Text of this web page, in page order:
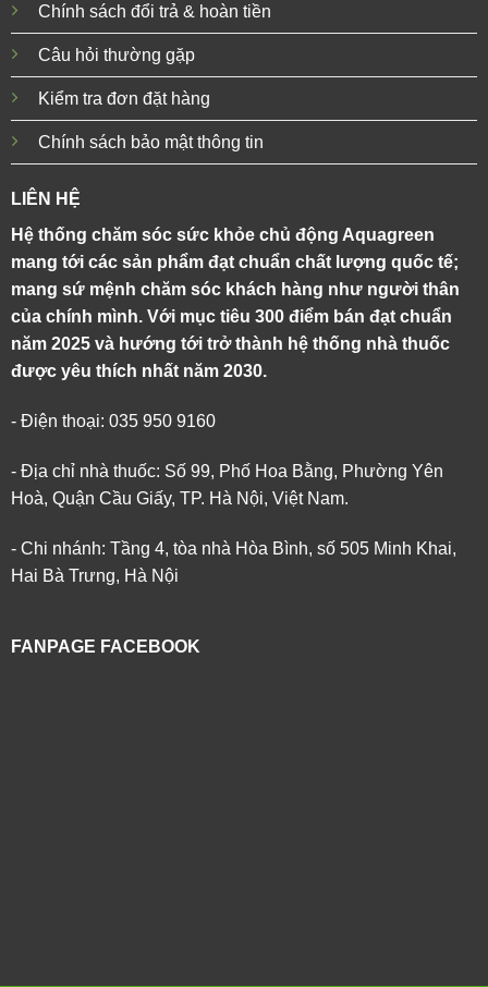
Chính sách đổi trả & hoàn tiền
Câu hỏi thường gặp
Kiểm tra đơn đặt hàng
Chính sách bảo mật thông tin
LIÊN HỆ
Hệ thống chăm sóc sức khỏe chủ động Aquagreen
mang tới các sản phẩm đạt chuẩn chất lượng quốc tế;
mang sứ mệnh chăm sóc khách hàng như người thân
của chính mình. Với mục tiêu 300 điểm bán đạt chuẩn
năm 2025 và hướng tới trở thành hệ thống nhà thuốc
được yêu thích nhất năm 2030.
- Điện thoại: 035 950 9160
- Địa chỉ nhà thuốc: Số 99, Phố Hoa Bằng, Phường Yên
Hoà, Quận Cầu Giấy, TP. Hà Nội, Việt Nam.
- Chi nhánh: Tầng 4, tòa nhà Hòa Bình, số 505 Minh Khai,
Hai Bà Trưng, Hà Nội
FANPAGE FACEBOOK